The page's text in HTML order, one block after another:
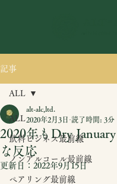
記事
ALL
飲料ビジネス最前線
ノンアルコール最前線
ペアリング最前線
ALL
2020年もDry
な反応
alt-alc,ltd.
2020年2月3日 読了時間: 3分
更新日： 2022年9月15日